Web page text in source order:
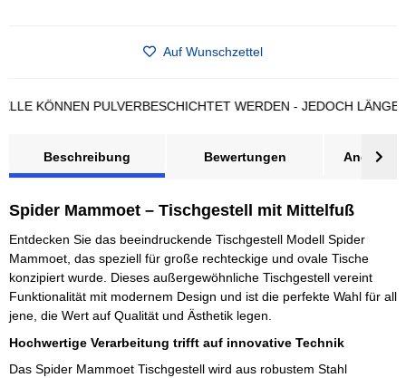
Auf Wunschzettel
PULVERBESCHICHTET WERDEN - JEDOCH LÄNGERE
Beschreibung Bewertungen Angebot
Spider Mammoet – Tischgestell mit Mittelfuß
Entdecken Sie das beeindruckende Tischgestell Modell Spider
Mammoet, das speziell für große rechteckige und ovale Tische
konzipiert wurde. Dieses außergewöhnliche Tischgestell vereint
Funktionalität mit modernem Design und ist die perfekte Wahl für all
jene, die Wert auf Qualität und Ästhetik legen.
Hochwertige Verarbeitung trifft auf innovative Technik
Das Spider Mammoet Tischgestell wird aus robustem Stahl